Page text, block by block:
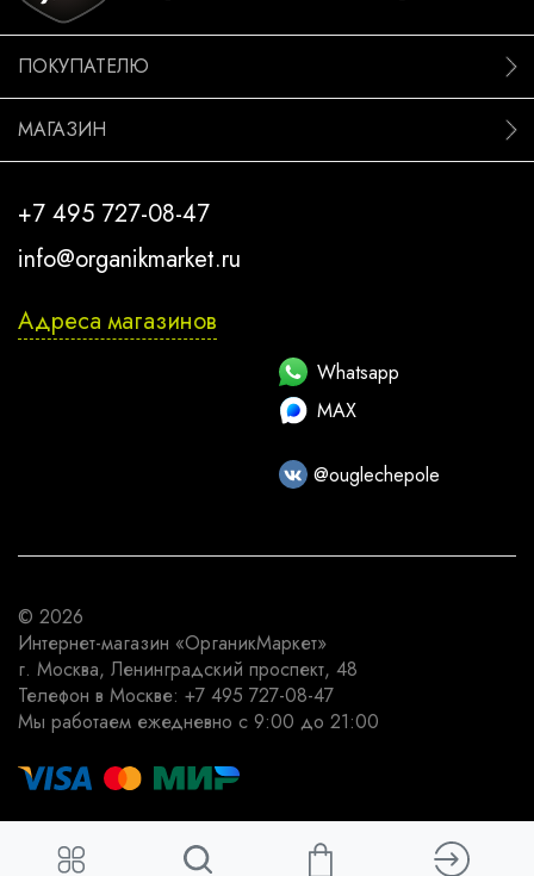
ПОКУПАТЕЛЮ
МАГАЗИН
+7 495 727-08-47
info@organikmarket.ru
Адреса магазинов
Whatsapp
MAX
@ouglechepole
© 2026
Интернет-магазин «ОрганикМаркет»
г. Москва, Ленинградский проспект, 48
Телефон в Москве: +7 495 727-08-47
Мы работаем ежедневно с 9:00 до 21:00